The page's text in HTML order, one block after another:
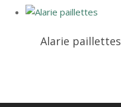
produit
plusieurs
peuvent
Alarie paillettes